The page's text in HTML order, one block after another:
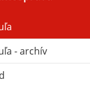
- archív